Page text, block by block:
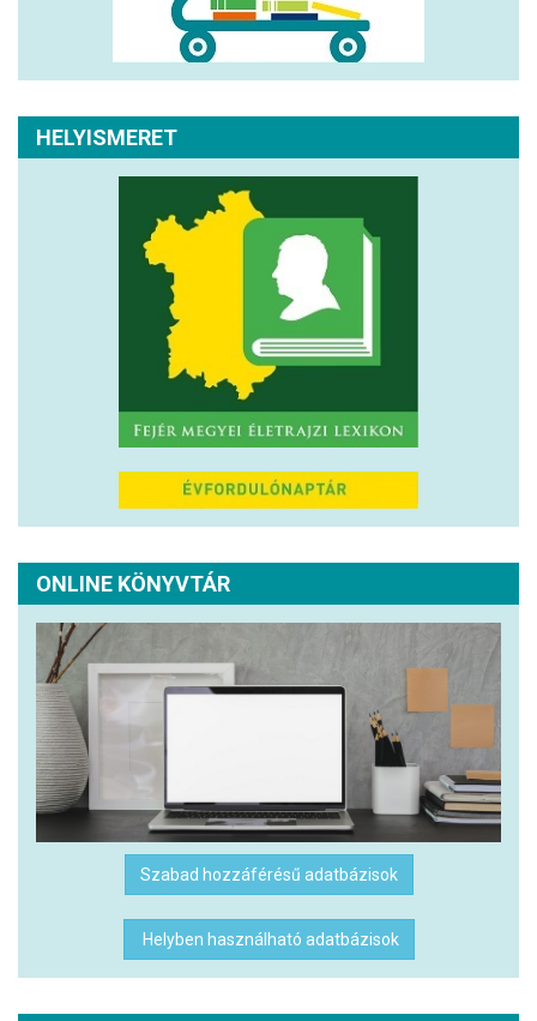
HELYISMERET
ONLINE KÖNYVTÁR
Szabad hozzáférésű adatbázisok
Helyben használható adatbázisok